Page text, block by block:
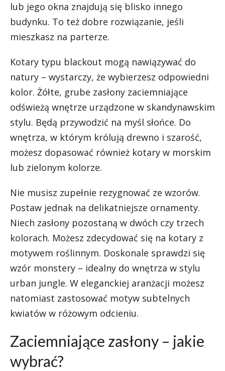
lub jego okna znajdują się blisko innego
budynku. To też dobre rozwiązanie, jeśli
mieszkasz na parterze.
Kotary typu blackout mogą nawiązywać do
natury – wystarczy, że wybierzesz odpowiedni
kolor. Żółte, grube zasłony zaciemniające
odświeżą wnętrze urządzone w skandynawskim
stylu. Będą przywodzić na myśl słońce. Do
wnętrza, w którym królują drewno i szarość,
możesz dopasować również kotary w morskim
lub zielonym kolorze.
Nie musisz zupełnie rezygnować ze wzorów.
Postaw jednak na delikatniejsze ornamenty.
Niech zasłony pozostaną w dwóch czy trzech
kolorach. Możesz zdecydować się na kotary z
motywem roślinnym. Doskonale sprawdzi się
wzór monstery – idealny do wnętrza w stylu
urban jungle. W eleganckiej aranżacji możesz
natomiast zastosować motyw subtelnych
kwiatów w różowym odcieniu.
Zaciemniające zasłony – jakie
wybrać?